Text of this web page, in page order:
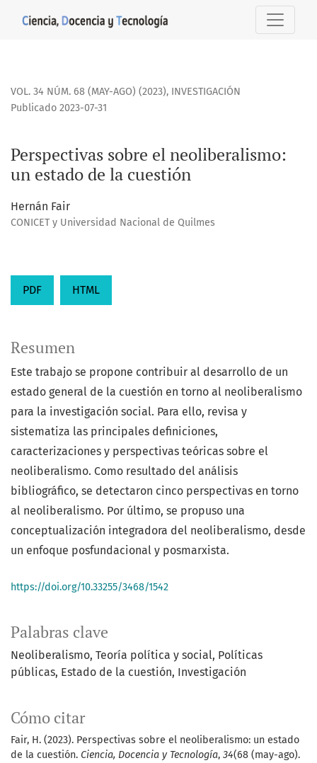
Perspectivas sobre el neoliberalismo: un estado de la
VOL. 34 NÚM. 68 (MAY-AGO) (2023), INVESTIGACIÓN
Perspectivas sobre el neoliberalismo:
un estado de la cuestión
Publicado 2023-07-31
Hernán Fair
CONICET y Universidad Nacional de Quilmes
PDF HTML
Palabras clave
Neoliberalismo Teoría política y social Políticas
públicas Estado de la cuestión Investigación
Cómo citar
Fair, H. (2023). Perspectivas sobre el neoliberalismo: un estado
de la cuestión. Ciencia, Docencia y Tecnología, 34(68 (may-ago).
Resumen
Este trabajo se propone contribuir al desarrollo de un
estado general de la cuestión en torno al neoliberalismo
para la investigación social. Para ello, revisa y
sistematiza las principales definiciones,
caracterizaciones y perspectivas teóricas sobre el
neoliberalismo. Como resultado del análisis
bibliográfico, se detectaron cinco perspectivas en torno
al neoliberalismo. Por último, se propuso una
conceptualización integradora del neoliberalismo, desde
un enfoque posfundacional y posmarxista.
https://doi.org/10.33255/3468/1542